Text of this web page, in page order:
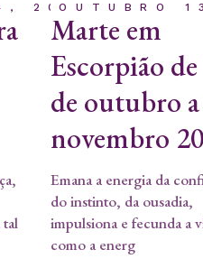
2023
tal
OUTUBRO
Marte em
Escorpião
de outubro
novembro
Emana a energia da
do instinto, da ousadia,
impulsiona e fecunda a
como a energ